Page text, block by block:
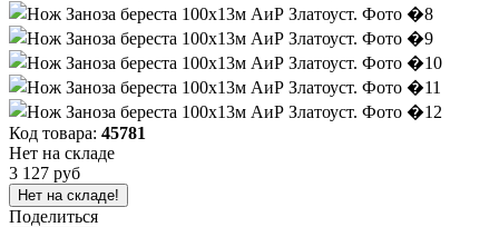
Код товара: 45781
Нет на складе
3 127 руб
Нет на складе!
Поделиться